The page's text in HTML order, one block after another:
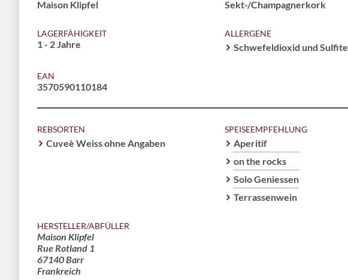
Maison Klipfel Sekt-/Champagnerkork
LAGERFÄHIGKEIT
1 - 2 Jahre
ALLERGENE
Schwefeldioxid und Sulfite
EAN
3570590110184
REBSORTEN
Cuveè Weiss ohne Angaben
SPEISEEMPFEHLUNG
Aperitif
on the rocks
Solo Geniessen
Terrassenwein
HERSTELLER/ABFÜLLER
Maison Klipfel
Rue Rotland 1
67140 Barr
Frankreich